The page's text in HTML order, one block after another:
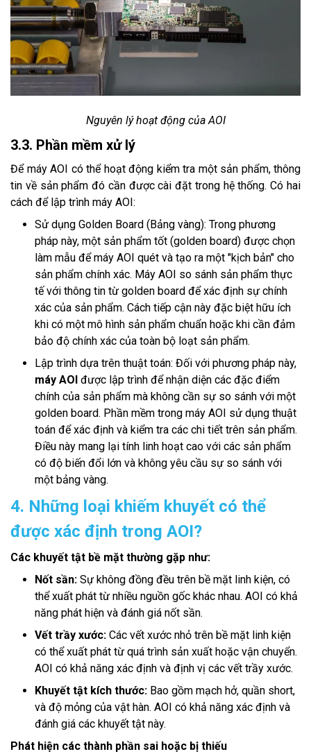
Nguyên lý hoạt động của AOI
3.3. Phần mềm xử lý
Để máy AOI có thể hoạt động kiểm tra một sản phẩm, thông
tin về sản phẩm đó cần được cài đặt trong hệ thống. Có hai
cách để lập trình máy AOI:
Sử dụng Golden Board (Bảng vàng): Trong phương
pháp này, một sản phẩm tốt (golden board) được chọn
làm mẫu để máy AOI quét và tạo ra một "kịch bản" cho
sản phẩm chính xác. Máy AOI so sánh sản phẩm thực
tế với thông tin từ golden board để xác định sự chính
xác của sản phẩm. Cách tiếp cận này đặc biệt hữu ích
khi có một mô hình sản phẩm chuẩn hoặc khi cần đảm
bảo độ chính xác của toàn bộ loạt sản phẩm.
Lập trình dựa trên thuật toán: Đối với phương pháp này,
máy AOI được lập trình để nhận diện các đặc điểm
chính của sản phẩm mà không cần sự so sánh với một
golden board. Phần mềm trong máy AOI sử dụng thuật
toán để xác định và kiểm tra các chi tiết trên sản phẩm.
Điều này mang lại tính linh hoạt cao với các sản phẩm
có độ biến đổi lớn và không yêu cầu sự so sánh với
một bảng vàng.
4. Những loại khiếm khuyết có thể
được xác định trong AOI?
Các khuyết tật bề mặt thường gặp như:
Nốt sần: Sự không đồng đều trên bề mặt linh kiện, có
thể xuất phát từ nhiều nguồn gốc khác nhau. AOI có khả
năng phát hiện và đánh giá nốt sần.
Vết trầy xước: Các vết xước nhỏ trên bề mặt linh kiện
có thể xuất phát từ quá trình sản xuất hoặc vận chuyển.
AOI có khả năng xác định và định vị các vết trầy xước.
Khuyết tật kích thước: Bao gồm mạch hở, quần short,
và độ mỏng của vật hàn. AOI có khả năng xác định và
đánh giá các khuyết tật này.
Phát hiện các thành phần sai hoặc bị thiếu